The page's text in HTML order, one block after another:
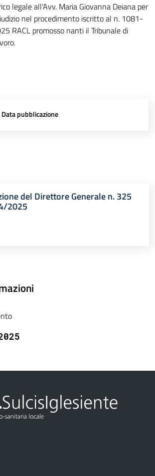
legale all'Avv. Maria Giovanna Deiana per
nel procedimento iscritto al n. 1081-
RACL promosso nanti il Tribunale di
Data pubblicazione
del Direttore Generale n. 325
2025